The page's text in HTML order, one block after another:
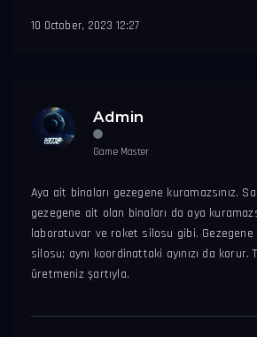
10 October, 2023 12:27
Admin
Game Master
Aya ait binaları gezegene kuramazsınız.
gezegene ait olan binaları da aya
laboratuvar ve roket silosu gibi. Gezegene
silosu; aynı koordinattaki ayınızı da korur.
üretmeniz şartıyla.